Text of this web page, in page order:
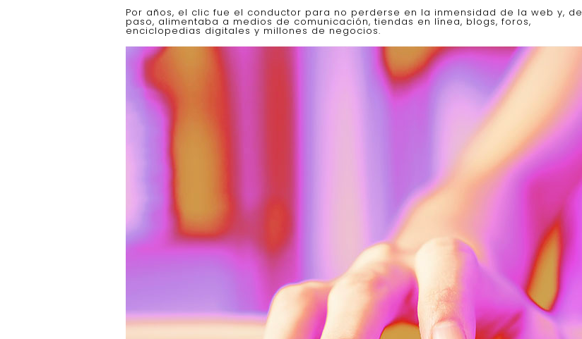
Por años, el clic fue el conductor para no perderse en la inmensidad de la web y, de
paso, alimentaba a medios de comunicación, tiendas en línea, blogs, foros,
enciclopedias digitales y millones de negocios.